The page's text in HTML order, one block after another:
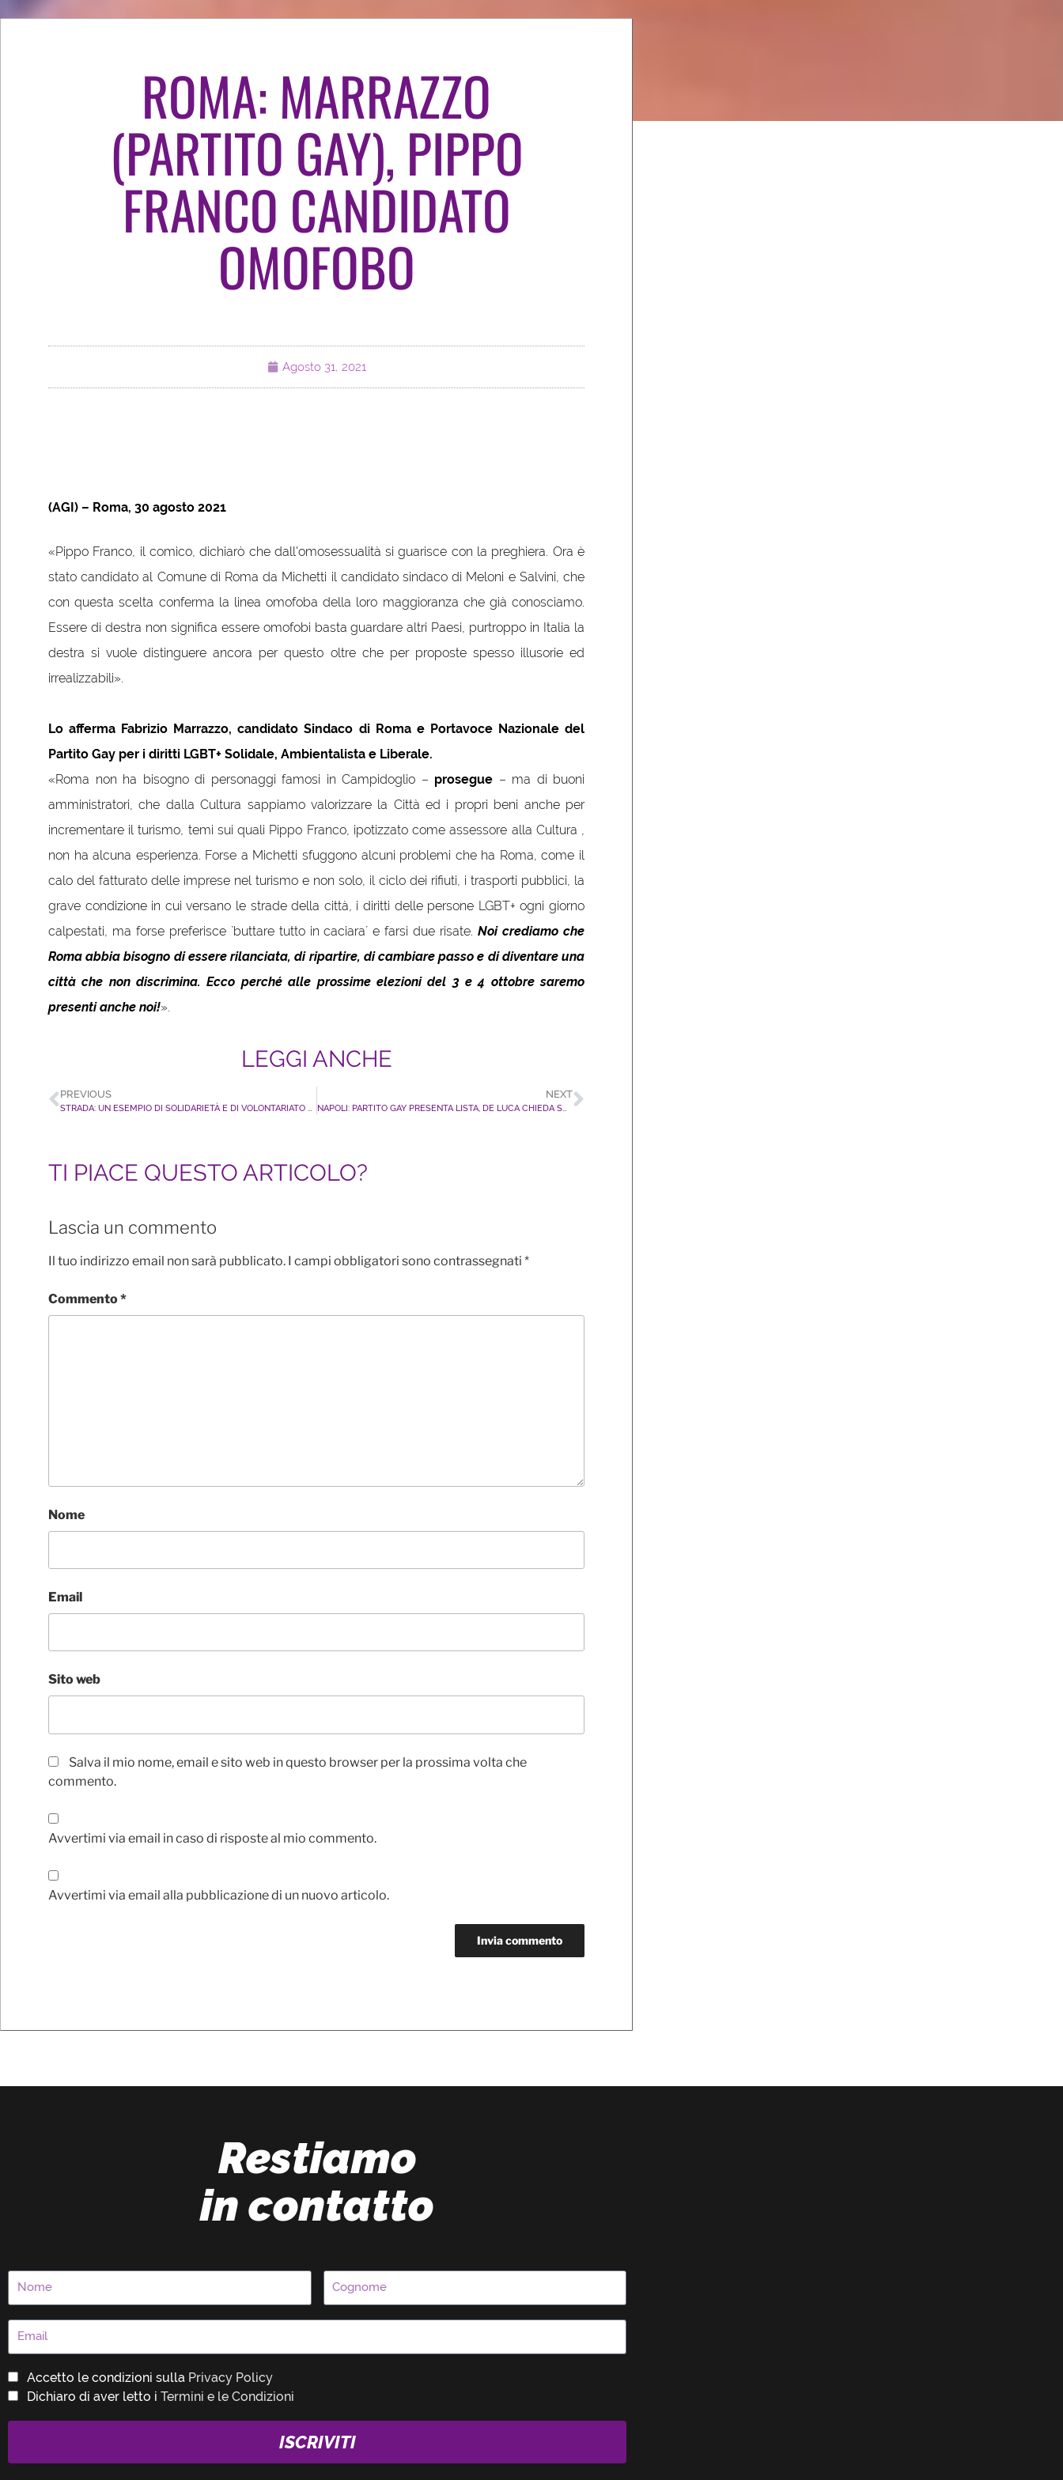
ROMA: MARRAZZO
(PARTITO GAY), PIPPO
FRANCO CANDIDATO
OMOFOBO
Agosto 31, 2021
(AGI) – Roma, 30 agosto 2021
«Pippo Franco, il comico, dichiarò che dall'omosessualità si guarisce con la preghiera. Ora è
stato candidato al Comune di Roma da Michetti il candidato sindaco di Meloni e Salvini, che
con questa scelta conferma la linea omofoba della loro maggioranza che già conosciamo.
Essere di destra non significa essere omofobi basta guardare altri Paesi, purtroppo in Italia la
destra si vuole distinguere ancora per questo oltre che per proposte spesso illusorie ed
irrealizzabili».
Lo afferma Fabrizio Marrazzo, candidato Sindaco di Roma e Portavoce Nazionale del
Partito Gay per i diritti LGBT+ Solidale, Ambientalista e Liberale.
«Roma non ha bisogno di personaggi famosi in Campidoglio – prosegue – ma di buoni
amministratori, che dalla Cultura sappiamo valorizzare la Città ed i propri beni anche per
incrementare il turismo, temi sui quali Pippo Franco, ipotizzato come assessore alla Cultura ,
non ha alcuna esperienza. Forse a Michetti sfuggono alcuni problemi che ha Roma, come il
calo del fatturato delle imprese nel turismo e non solo, il ciclo dei rifiuti, i trasporti pubblici, la
grave condizione in cui versano le strade della città, i diritti delle persone LGBT+ ogni giorno
calpestati, ma forse preferisce `buttare tutto in caciara´ e farsi due risate.Noi crediamo che
Roma abbia bisogno di essere rilanciata, di ripartire, di cambiare passo e di diventare una
città che non discrimina. Ecco perché alle prossime elezioni del 3 e 4 ottobre saremo
presenti anche noi!».
LEGGI ANCHE
PREVIOUS NEXT
NAPOLI: PARTITO GAY PRESENTA LISTA, DE LUCA CHIEDA SCUSA ALLE PERSONE LGBT+
TI PIACE QUESTO ARTICOLO?
Lascia un commento
Il tuo indirizzo email non sarà pubblicato. I campi obbligatori sono contrassegnati *
Commento*
Nome
Email
Sito web
Salva il mio nome, email e sito web in questo browser per la prossima volta che
commento.
Avvertimi via email in caso di risposte al mio commento.
Avvertimi via email alla pubblicazione di un nuovo articolo.
Restiamo
in contatto
Accetto le condizioni sulla Privacy Policy
Dichiaro di aver letto i Termini e le Condizioni
ISCRIVITI